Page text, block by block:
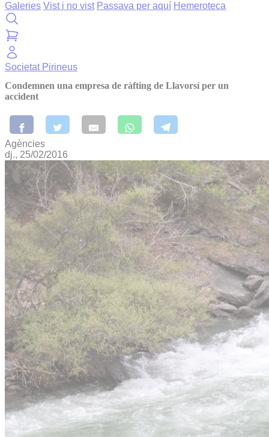
Galeries Vist i no vist Passava per aquí Hemeroteca
Societat Pirineus
Condemnen una empresa de ràfting de Llavorsí per un
accident
Agències
dj., 25/02/2016